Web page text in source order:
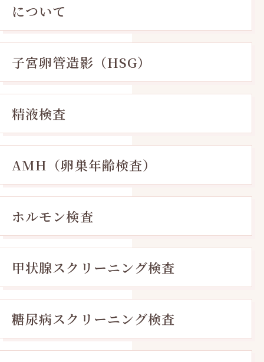
について
子宮卵管造影（HSG）
精液検査
AMH（卵巣年齢検査）
ホルモン検査
甲状腺スクリーニング検査
糖尿病スクリーニング検査